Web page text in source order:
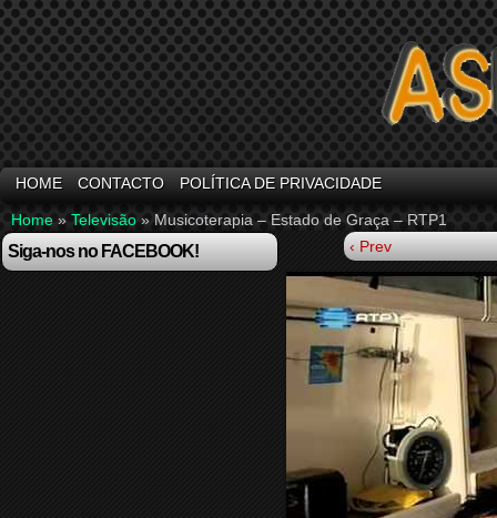
HOME CONTACTO POLÍTICA DE PRIVACIDADE
Home » Televisão » Musicoterapia – Estado de Graça – RTP1
Siga-nos no FACEBOOK! ‹ Prev